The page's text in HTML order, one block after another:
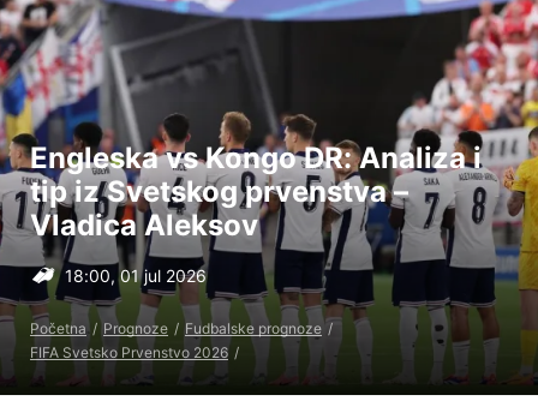
Engleska vs Kongo DR: Analiza i
tip iz Svetskog prvenstva –
Vladica Aleksov
18:00, 01 jul 2026
Početna Prognoze
Fudbalske prognoze
FIFA Svetsko Prvenstvo 2026